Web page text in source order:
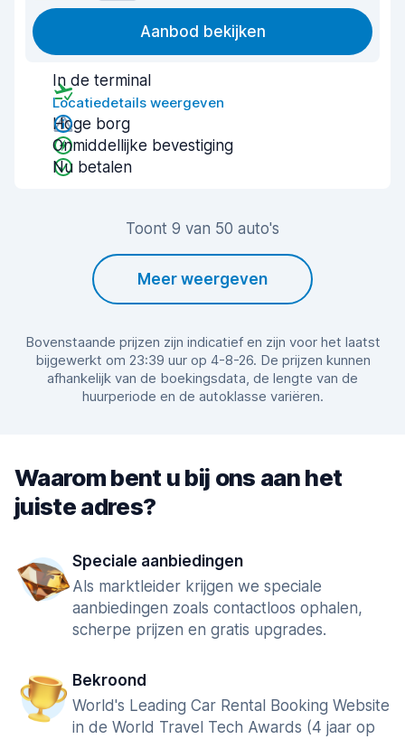
Aanbod bekijken
In de terminal
Locatiedetails weergeven
Hoge borg
Onmiddellijke bevestiging
Nu betalen
Toont 9 van 50 auto's
Meer weergeven
Bovenstaande prijzen zijn indicatief en zijn voor het laatst
bijgewerkt om 23:39 uur op 4-8-26. De prijzen kunnen
afhankelijk van de boekingsdata, de lengte van de
huurperiode en de autoklasse variëren.
Waarom bent u bij ons aan het
juiste adres?
Speciale aanbiedingen
Als marktleider krijgen we speciale
aanbiedingen zoals contactloos ophalen,
scherpe prijzen en gratis upgrades.
Bekroond
World's Leading Car Rental Booking Website
in de World Travel Tech Awards (4 jaar op